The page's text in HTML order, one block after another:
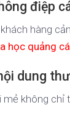
điệp
hàng
học quảng
dung
mẻ không chỉ